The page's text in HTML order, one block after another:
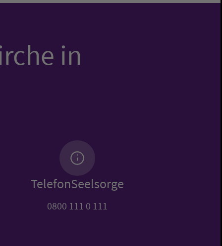
in
TelefonSeelsorge
0800 111 0 111